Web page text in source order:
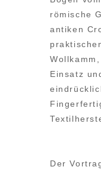
römische
antiken
Einsatz
Der